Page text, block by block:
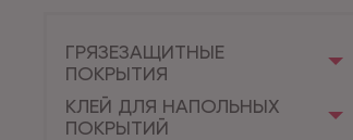
ГРЯЗЕЗАЩИТНЫЕ
ПОКРЫТИЯ
КЛЕЙ ДЛЯ НАПОЛЬНЫХ
ПОКРЫТИЙ